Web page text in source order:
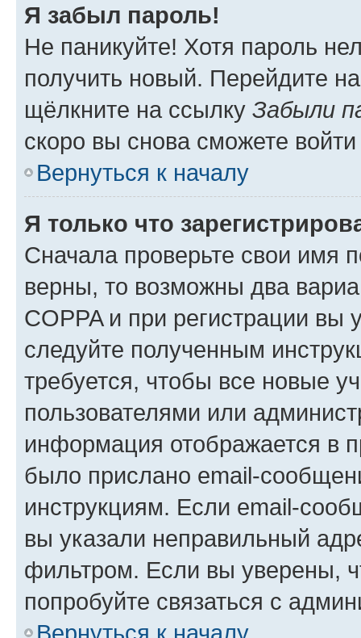
Я забыл пароль!
Не паникуйте! Хотя пароль
получить новый. Перейдите
щёлкните на ссылку Забыли
скоро вы снова сможете
Вернуться к началу
Я только что
Сначала проверьте свои имя
верны, то возможны два
COPPA и при регистрации вы
следуйте полученным
требуется, чтобы все новые
пользователями или
информация отображается в
было прислано email-
инструкциям. Если email-
вы указали неправильный
фильтром. Если вы уверены,
попробуйте связаться с
Вернуться к началу